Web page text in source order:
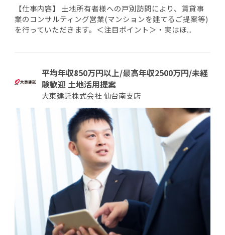
【仕事内容】 土地所有者様への戸別訪問により、賃貸事
業のコンサルティング営業(マンションを建てるご提案等)
を行っていただきます。＜注目ポイント＞・実はほ...
平均年収850万円以上/最高年収2500万円/未経
験歓迎 土地活用提案
大東建託株式会社 仙台南支店